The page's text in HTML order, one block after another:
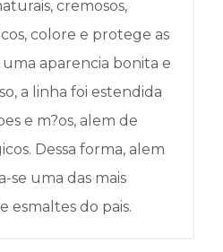
cremosos,
colore e protege as
aparencia bonita e
a linha foi estendida
e m?os, alem de
Dessa forma, alem
se uma das mais
esmaltes do pais.